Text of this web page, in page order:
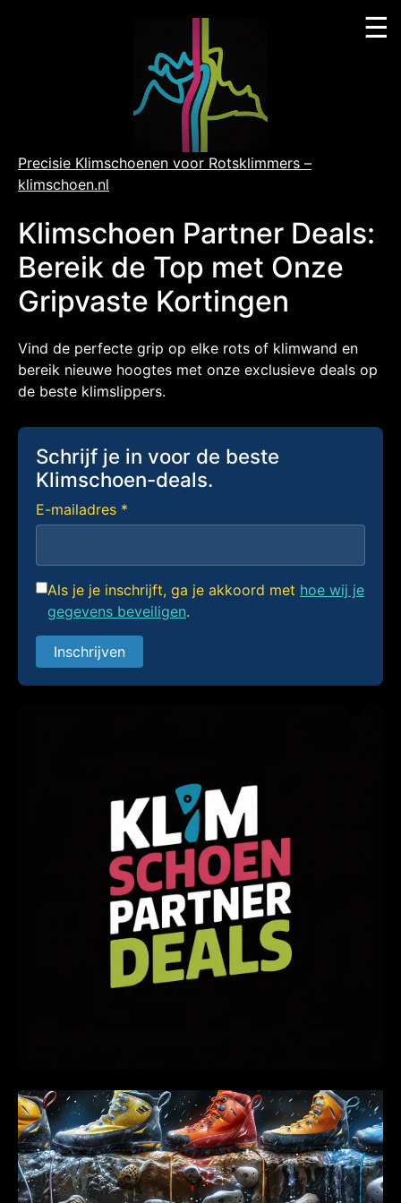
Precisie Klimschoenen voor Rotsklimmers –
klimschoen.nl
☰
Klimschoen Partner Deals:
Bereik de Top met Onze
Gripvaste Kortingen
Vind de perfecte grip op elke rots of klimwand en
bereik nieuwe hoogtes met onze exclusieve deals op
de beste klimslippers.
Schrijf je in voor de beste
Klimschoen-deals.
E-mailadres *
Als je je inschrijft, ga je akkoord met hoe wij je
gegevens beveiligen.
Inschrijven